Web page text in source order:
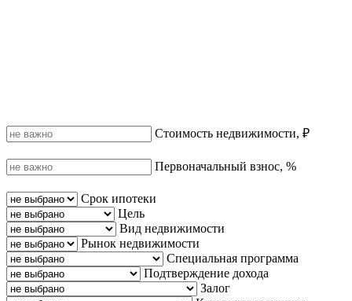
Стоимость недвижимости, ₽
Первоначальный взнос, %
Срок ипотеки
Цель
Вид недвижимости
Рынок недвижимости
Специальная программа
Подтверждение дохода
Залог